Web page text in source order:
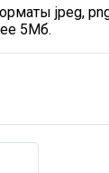
jpeg,
5Mб.